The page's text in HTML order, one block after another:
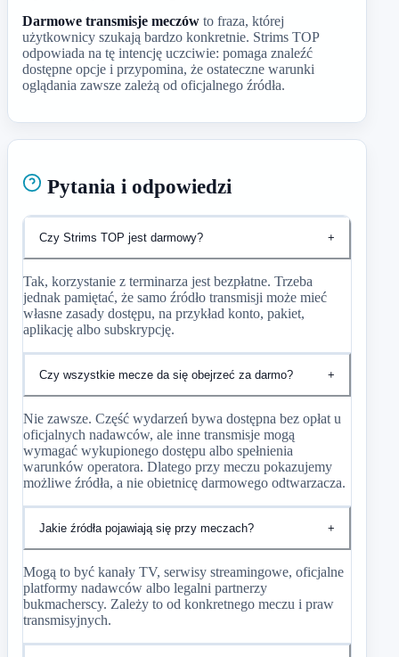
Darmowe transmisje meczów to fraza, której
użytkownicy szukają bardzo konkretnie. Strims TOP
odpowiada na tę intencję uczciwie: pomaga znaleźć
dostępne opcje i przypomina, że ostateczne warunki
oglądania zawsze zależą od oficjalnego źródła.
Pytania i odpowiedzi
Czy Strims TOP jest darmowy? +
Tak, korzystanie z terminarza jest bezpłatne. Trzeba
jednak pamiętać, że samo źródło transmisji może mieć
własne zasady dostępu, na przykład konto, pakiet,
aplikację albo subskrypcję.
Czy wszystkie mecze da się obejrzeć za darmo? +
Nie zawsze. Część wydarzeń bywa dostępna bez opłat u
oficjalnych nadawców, ale inne transmisje mogą
wymagać wykupionego dostępu albo spełnienia
warunków operatora. Dlatego przy meczu pokazujemy
możliwe źródła, a nie obietnicę darmowego odtwarzacza.
Jakie źródła pojawiają się przy meczach? +
Mogą to być kanały TV, serwisy streamingowe, oficjalne
platformy nadawców albo legalni partnerzy
bukmacherscy. Zależy to od konkretnego meczu i praw
transmisyjnych.